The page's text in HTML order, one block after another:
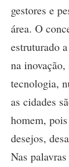
gestores e
área. O
estruturado
na
tecnologia,
as cidades
homem,
desejos,
Nas